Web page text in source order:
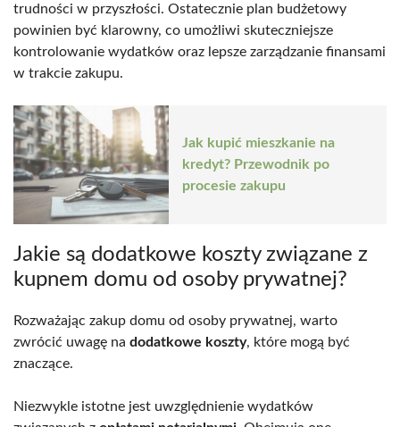
trudności w przyszłości. Ostatecznie plan budżetowy
powinien być klarowny, co umożliwi skuteczniejsze
kontrolowanie wydatków oraz lepsze zarządzanie finansami
w trakcie zakupu.
Jak kupić mieszkanie na
kredyt? Przewodnik po
procesie zakupu
Jakie są dodatkowe koszty związane z
kupnem domu od osoby prywatnej?
Rozważając zakup domu od osoby prywatnej, warto
zwrócić uwagę na dodatkowe koszty, które mogą być
znaczące.
Niezwykle istotne jest uwzględnienie wydatków